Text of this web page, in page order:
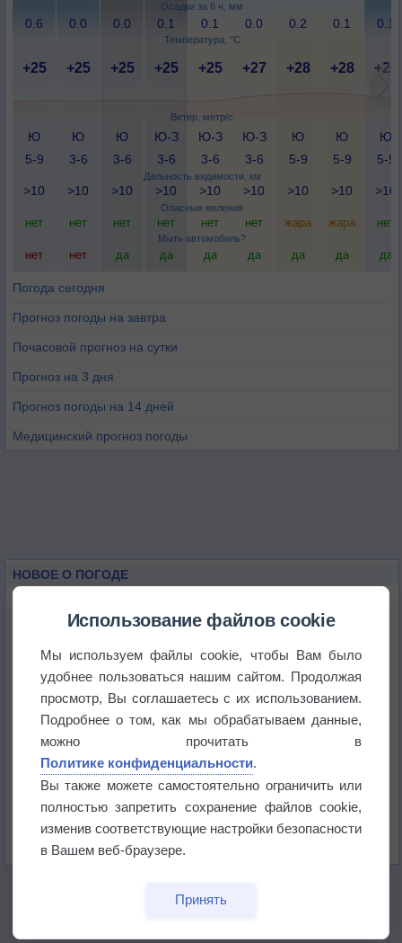
Осадки за 6 ч, мм
Температура, °C
Ветер, метр/с
Дальность видимости, км
Опасные явления
Мыть автомобиль?
0.6 0.0 0.0 0.1 0.1 0.0 0.2 0.1 0.1
+25 +25 +25 +25 +25 +27 +28 +28 +26
Ю
5-9
Ю
3-6
Ю
3-6
Ю-З
3-6
Ю-З
3-6
Ю-З
3-6
Ю
5-9
Ю
5-9
Ю
5-9
>10 >10 >10 >10 >10 >10 >10 >10 >10
нет нет нет нет нет нет жара жара нет
нет нет да да да да да да да
Погода сегодня
Прогноз погоды на завтра
Почасовой прогноз на сутки
Прогноз на 3 дня
Прогноз погоды на 14 дней
Медицинский прогноз погоды
НОВОЕ О ПОГОДЕ
Приложение построит маршрут через тень
Атмосфера начала замерзать
В Приморье обнаружены морские волны тепла
бабочек
Использование файлов cookie
Мы используем файлы cookie, чтобы Вам было
удобнее пользоваться нашим сайтом. Продолжая
просмотр, Вы соглашаетесь с их использованием.
Подробнее о том, как мы обрабатываем данные,
можно прочитать в
Политике конфиденциальности.
Вы также можете самостоятельно ограничить или
полностью запретить сохранение файлов cookie,
изменив соответствующие настройки безопасности
в Вашем веб-браузере.
Принять